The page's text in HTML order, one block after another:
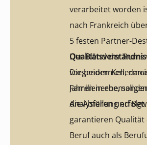
verarbeitet worden
nach Frankreich
5 festen Partner-
Der Blend der
vorgenommen,
Jahren in
die Abfüllung erfolgt.
Qualitätsverständnis
Die beiden
Familienerbe,
Analysieren und
garantieren Qualität
Beruf auch als